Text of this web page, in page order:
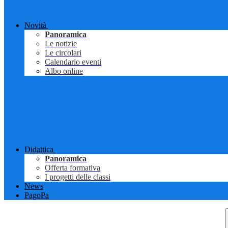
Novità
Panoramica
Le notizie
Le circolari
Calendario eventi
Albo online
Didattica
Panoramica
Offerta formativa
I progetti delle classi
News
PagoPa